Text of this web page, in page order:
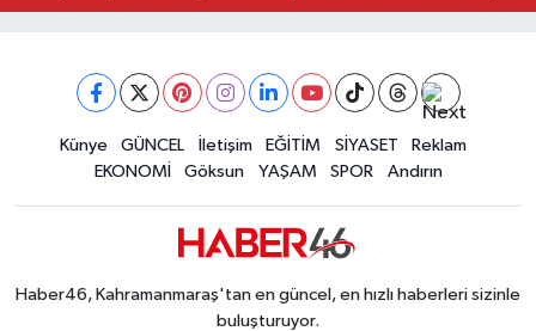
15:15 |Kahramanmaraş'ta Zehir Tacirlerine Eş Zamanlı
Kahramanmaraş'ta Pazarcık'a 38 Bin Ton
Kahramanmaraş'ta Müzik Dolu Akşam!
14:18 |Konserler Satışları Patlattı! Kahramanmaraş
Kahramanmaraş'ta 45 Milyon TL'lik Yatırım
13:53 |KAFUM'da Rock Gecesi! Zakkum
Kahramanmaraş-Göksun Yolunu Kullananlar
Kahramanmaraş'ın Tarihi Mirası İçin Ankara'da
Künye GÜNCEL İletişim EĞİTİM SİYASET
Reklam
EKONOMİ
Göksun YAŞAM SPOR Andırın
Haber46, Kahramanmaraş'tan en güncel, en hızlı haberleri sizinle
buluşturuyor.